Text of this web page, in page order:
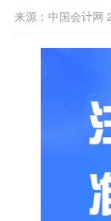
来源：中国会计网